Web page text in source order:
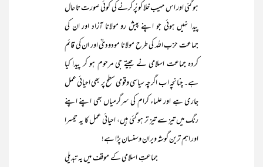
ہو گئی اور اس مہیب خلا کو پُر کرنے کی کوئی صورت تا حال
پیدا نہیں ہوئی جو اپنے پیش رو مولانا آزاد اور ان کی
جماعت حزب اللہ کی طرح مولانا مودودیؒ اور ان کی قائم
کردہ جماعت اسلامی نے جیتے جی مرحوم ہو کر پیدا کیا
ہے۔ چنانچہ اب اگرچہ سیاسی وقومی سطح پر بھی احیائی عمل
جاری ہے اور علماء کرام کی سرگرمیاں بھی اپنے اپنے
رنگ میں تیز سے تیز تر ہو گئی ہیں، احیائی عمل کا یہ تیسرا
اور اہم ترین گوشہ ویران وسنسان پڑا ہے!
جماعتِ اسلامی کے موقف میں یہ تبدیلی